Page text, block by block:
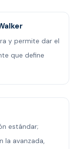
y permite dar el
que define
estándar;
la avanzada,